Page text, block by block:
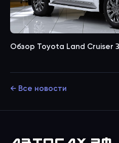
Обзор Toyota Land Cruiser
← Все новости